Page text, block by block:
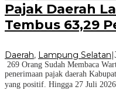
Pajak Daerah
Tembus 63,29
Daerah, Lampung Selatan
269 Orang Sudah Membaca
penerimaan pajak daerah
yang positif. Hingga 27 Juli